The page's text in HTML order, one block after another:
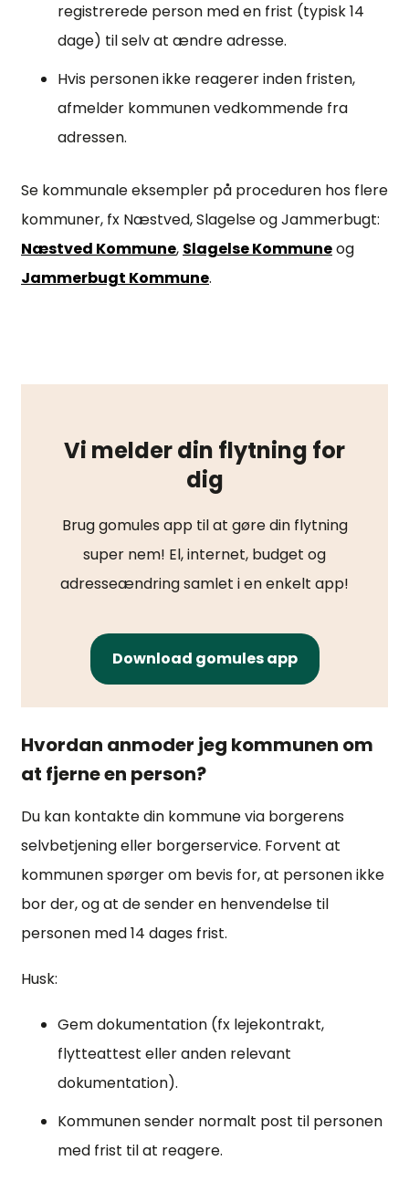
registrerede person med en frist (typisk 14
dage) til selv at ændre adresse.
Hvis personen ikke reagerer inden fristen,
afmelder kommunen vedkommende fra
adressen.
Se kommunale eksempler på proceduren hos flere
kommuner, fx Næstved, Slagelse og Jammerbugt:
Næstved Kommune, Slagelse Kommuneog
Jammerbugt Kommune.
Vi melder din flytning for
dig
Brug gomules app til at gøre din flytning
super nem! El, internet, budget og
adresseændring samlet i en enkelt app!
Download gomules app
Hvordan anmoder jeg kommunen om
at fjerne en person?
Du kan kontakte din kommune via borgerens
selvbetjening eller borgerservice. Forvent at
kommunen spørger om bevis for, at personen ikke
bor der, og at de sender en henvendelse til
personen med 14 dages frist.
Husk:
Gem dokumentation (fx lejekontrakt,
flytteattest eller anden relevant
dokumentation).
Kommunen sender normalt post til personen
med frist til at reagere.